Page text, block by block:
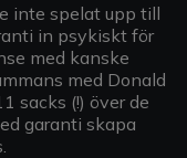
inte spelat upp till
in psykiskt för
med kanske
med Donald
sacks (!) över de
garanti skapa